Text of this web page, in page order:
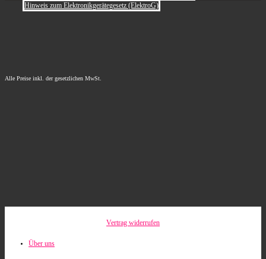
Hinweis zum Elektronikgerätegesetz (ElektroG)
Alle Preise inkl. der gesetzlichen MwSt.
Vertrag widerrufen
Über uns